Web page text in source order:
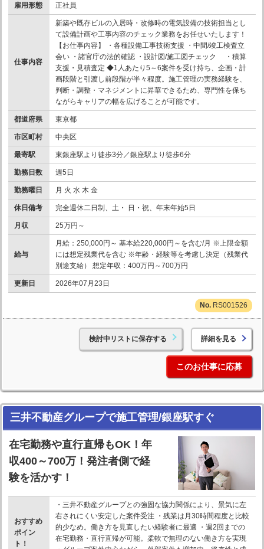
雇用形態 正社員
仕事内容
新築や既存ビルの入居時・改修時の電気設備の技術担当とし
て設備計画や工事内容のチェック業務をお任せいたします！
【お仕事内容】 ・各種設備工事技術支援 ・中間/竣工検査立
会い ・諸官庁の法的確認 ・設計図/施工図チェック ・積算
支援・見積査定 ◆1人あたり5～6案件を受け持ち、企画・計
画段階と引渡し前段階が半々程度。施工管理の実務経験を、
判断・調整・マネジメントに昇華できるため、専門性を保ち
ながらキャリアの幅を広げることが可能です。
都道府県 東京都
市区町村 中央区
最寄駅 東銀座駅より徒歩3分／銀座駅より徒歩6分
勤務日数 週5日
勤務曜日 月 火 水 木 金
休日備考 完全週休二日制、土・ 日・祝、年末年始5日
月収 25万円～
給与
月給：250,000円～ 基本給220,000円～を含む/月 ※上限金額
には想定残業代を含む ※年齢・経験等を考慮し決定（残業代
別途支給） 想定年収：400万円～700万円
更新日 2026年07月23日
RS001526
検討中リストに保存する 詳細を見る
このお仕事に応募
三井不動産グループで施工管理/銀座駅すぐ
在宅勤務や直行直帰もOK！年
収400～700万！発注者側で経
験を活かす！
おすすめ
ポイン
ト！
・三井不動産グループとの強固な協力関係により、景気に左
右されにくい安定した案件受注 ・残業は月30時間程度と比較
的少なめ。働き方を見直したい経験者に最適 ・週2回までの
在宅勤務・直行直帰が可能。柔軟で無理のない働き方を実現